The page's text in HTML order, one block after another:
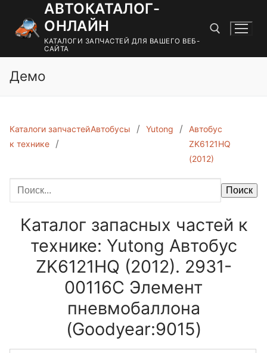
содержимому
АВТОКАТАЛОГ-
ОНЛАЙН
КАТАЛОГИ ЗАПЧАСТЕЙ ДЛЯ ВАШЕГО ВЕБ-
САЙТА
Демо
Каталоги запчастей
к технике
Автобусы Yutong
Автобус
ZK6121HQ
(2012)
Поиск
Каталог запасных частей к
технике: Yutong Автобус
ZK6121HQ (2012). 2931-
00116C Элемент
пневмобаллона
(Goodyear:9015)